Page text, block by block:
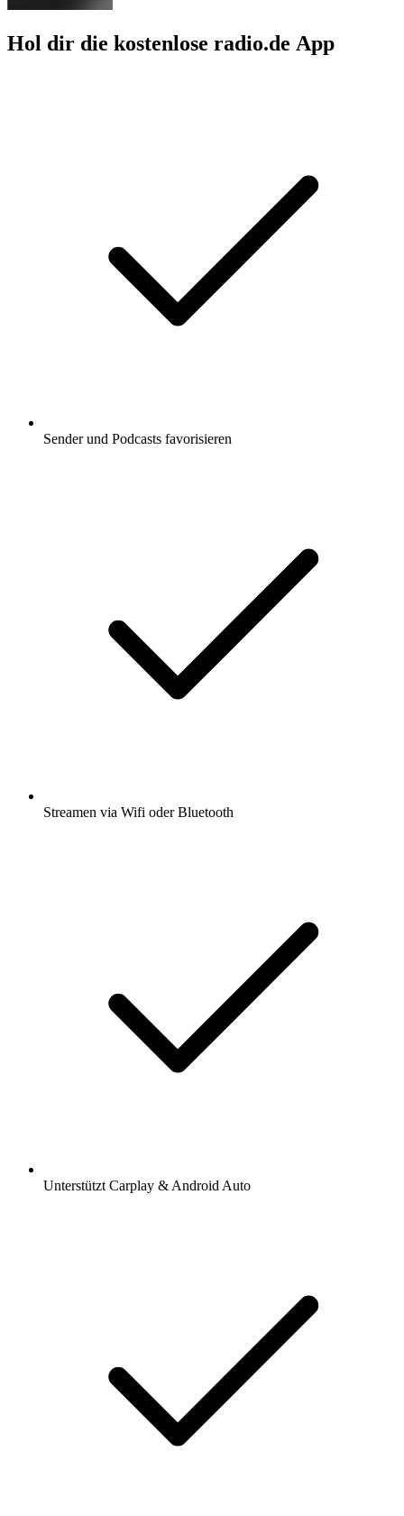
Hol dir die kostenlose radio.de App
Sender und Podcasts favorisieren
Streamen via Wifi oder Bluetooth
Unterstützt Carplay & Android Auto